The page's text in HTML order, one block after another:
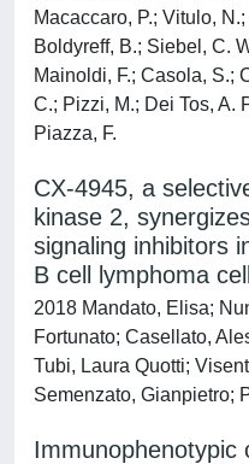
Macaccaro, P.; Vitulo,
Boldyreff, B.; Siebel, C.
Mainoldi, F.; Casola, S.;
C.; Pizzi, M.; Dei Tos, A.
Piazza, F.
CX-4945, a
kinase 2,
signaling inhibitors
B cell lymphoma
2018 Mandato, Elisa;
Fortunato; Casellato,
Tubi, Laura Quotti;
Semenzato, Gianpietro;
Immunophenotypic